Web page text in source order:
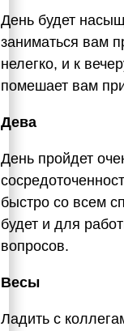
День будет
заниматься вам
нелегко, и к
помешает вам
Дева
День пройдет
быстро со всем
будет и для
вопросов.
Весы
Ладить с